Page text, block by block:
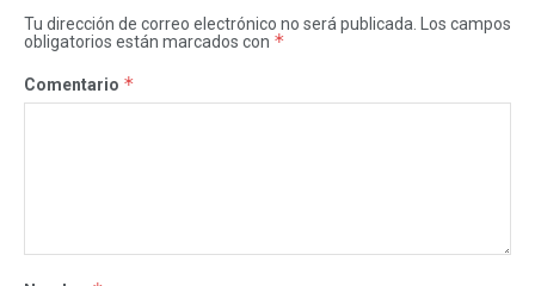
Tu dirección de correo electrónico no será publicada.
Los campos
obligatorios están marcados con *
Comentario *